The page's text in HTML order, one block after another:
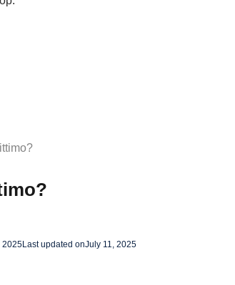
2025Last updated onJuly 11, 2025